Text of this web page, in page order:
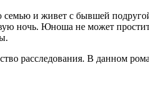
и живет с бывшей
ночь. Юноша не может
расследования. В данном